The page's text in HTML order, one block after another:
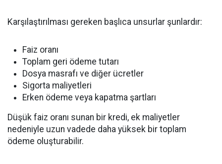
Karşılaştırılması gereken başlıca unsurlar şunlardır:
Faiz oranı
Toplam geri ödeme tutarı
Dosya masrafı ve diğer ücretler
Sigorta maliyetleri
Erken ödeme veya kapatma şartları
Düşük faiz oranı sunan bir kredi, ek maliyetler
nedeniyle uzun vadede daha yüksek bir toplam
ödeme oluşturabilir.